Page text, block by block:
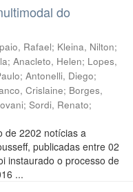
do
Rafael; Kleina, Nilton;
; Anacleto, Helen; Lopes,
; Antonelli, Diego;
Crislaine; Borges,
; Sordi, Renato;
de 2202 notícias a
publicadas entre 02
instaurado o processo de
...